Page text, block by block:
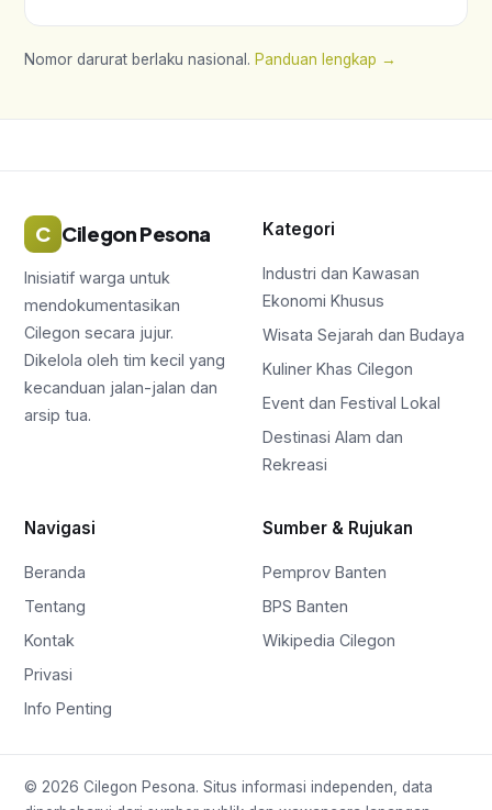
Nomor darurat berlaku nasional. Panduan lengkap →
C Cilegon Pesona
Inisiatif warga untuk
mendokumentasikan
Cilegon secara jujur.
Dikelola oleh tim kecil yang
kecanduan jalan-jalan dan
arsip tua.
Kategori
Industri dan Kawasan
Ekonomi Khusus
Wisata Sejarah dan Budaya
Kuliner Khas Cilegon
Event dan Festival Lokal
Destinasi Alam dan
Rekreasi
Navigasi
Beranda
Tentang
Kontak
Privasi
Info Penting
Sumber & Rujukan
Pemprov Banten
BPS Banten
Wikipedia Cilegon
© 2026 Cilegon Pesona. Situs informasi independen, data